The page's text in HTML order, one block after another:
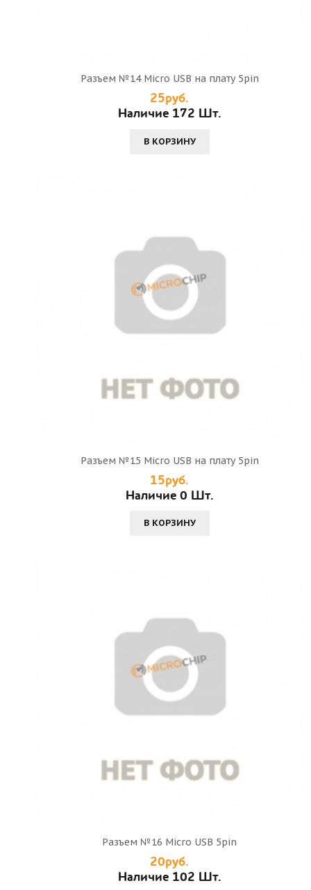
Разъем №14 Micro USB на плату 5pin
25руб.
Наличие 172 Шт.
В КОРЗИНУ
Разъем №15 Micro USB на плату 5pin
15руб.
Наличие 0 Шт.
В КОРЗИНУ
Разъем №16 Micro USB 5pin
20руб.
Наличие 102 Шт.